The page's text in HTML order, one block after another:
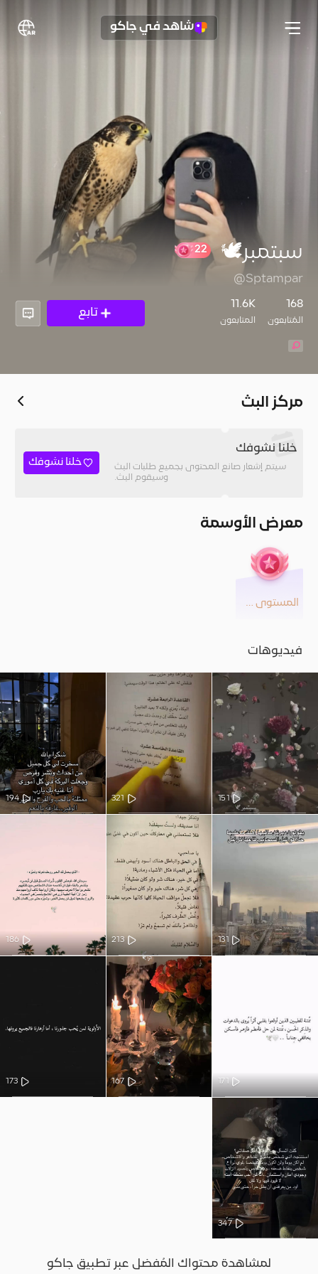
شاهد في جاكو
سبتمبر🕊️
@Sptampar
168
المُتابعون
11.6K
المتابعون
تابع
مركز البث
خلنا نشوفك
سيتم إشعار صانع المحتوى بجميع طلبات البث
وسيقوم البث.
خلنا نشوفك
معرض الأوسمة
المستوى 22
فيديوهات
151
321
194
131
213
186
171
167
173
347
لمشاهدة محتواك المُفضل عبر تطبيق جاكو